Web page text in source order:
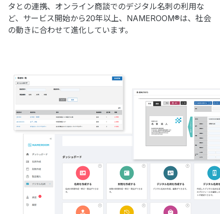
タとの連携、オンライン商談でのデジタル名刺の利用な
ど、サービス開始から20年以上、NAMEROOM®は、社会
の動きに合わせて進化しています。